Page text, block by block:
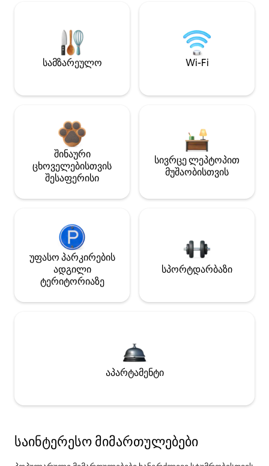
სამზარეულო Wi-Fi
შინაური
ცხოველებისთვის
შესაფერისი
სივრცე ლეპტოპით
მუშაობისთვის
უფასო პარკირების
ადგილი
ტერიტორიაზე
სპორტდარბაზი
აპარტამენტი
საინტერესო მიმართულებები